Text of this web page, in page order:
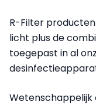
R-Filter
licht plus de
toegepast in al
Wetenschappelijk